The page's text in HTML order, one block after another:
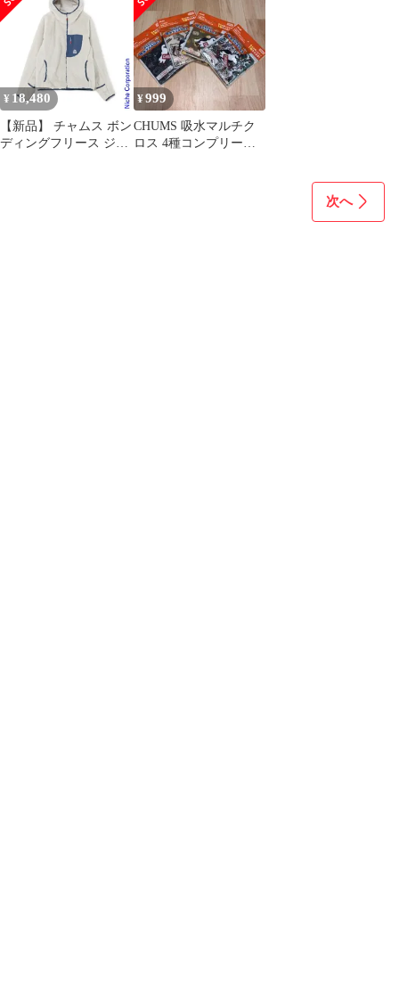
フリース メンズ キャン
プ用品 ジャケット 起毛
フリース
¥ 18,480
【新品】 チャムス ボン
ディングフリース ジッ
¥999
CHUMS 吸水マルチク
ロス 4種コンプリート
次へ